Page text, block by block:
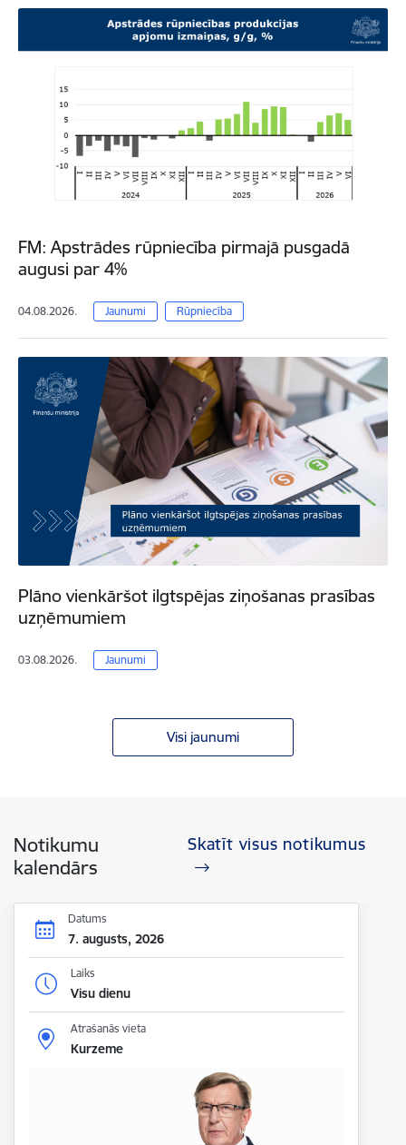
FM: Apstrādes rūpniecība pirmajā pusgadā
augusi par 4%
04.08.2026. Jaunumi Rūpniecība
Plāno vienkāršot ilgtspējas ziņošanas prasības
uzņēmumiem
03.08.2026. Jaunumi
Visi jaunumi
Notikumu
kalendārs
Skatīt visus notikumus
Datums
7. augusts, 2026
Laiks
Visu dienu
Atrašanās vieta
Kurzeme